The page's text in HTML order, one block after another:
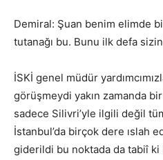
Demiral: Şuan benim elimde
tutanağı bu. Bunu ilk defa
İSKİ genel müdür
görüşmeydi yakın zamanda
sadece Silivri’yle ilgili değil
İstanbul’da birçok dere ıslah
giderildi bu noktada da tabiî